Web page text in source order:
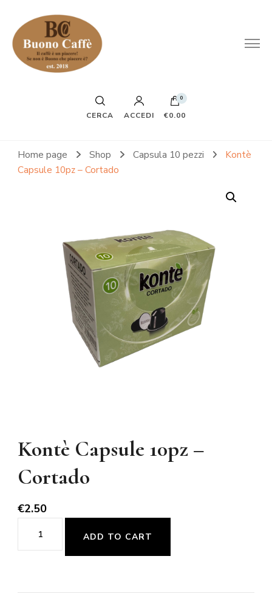
CERCA ACCEDI
0
€0.00
Home page Shop Capsula 10 pezzi
Kontè
Capsule 10pz – Cortado
Kontè Capsule 10pz –
Cortado
€2.50
Kontè
Capsule
ADD TO CART